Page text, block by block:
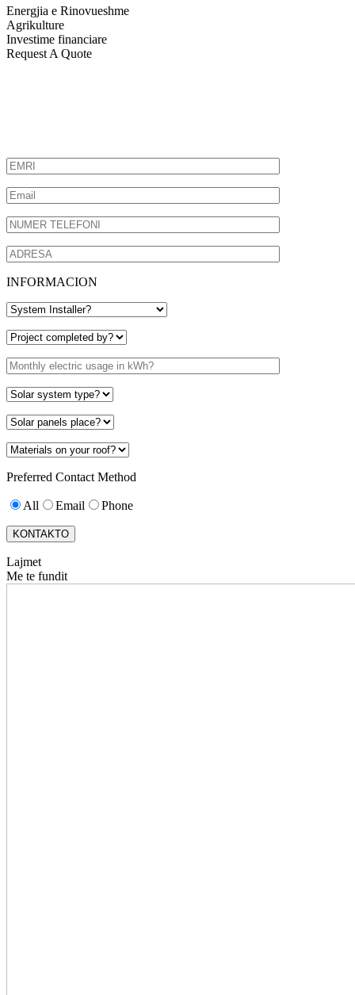
Energjia e Rinovueshme
Agrikulture
Investime financiare
Request A Quote
INFORMACION
Preferred Contact Method
All Email Phone
KONTAKTO
Lajmet
Me te fundit